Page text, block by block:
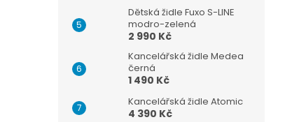
Dětská židle Fuxo S-LINE
modro-zelená
2 990 Kč
Kancelářská židle Medea
černá
1 490 Kč
Kancelářská židle Atomic
4 390 Kč